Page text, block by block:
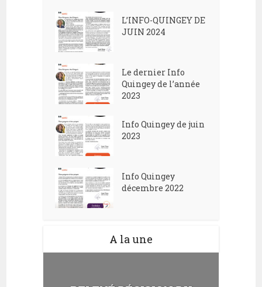
L’INFO-QUINGEY DE
JUIN 2024
Le dernier Info
Quingey de l’année
2023
Info Quingey de juin
2023
Info Quingey
décembre 2022
A la une